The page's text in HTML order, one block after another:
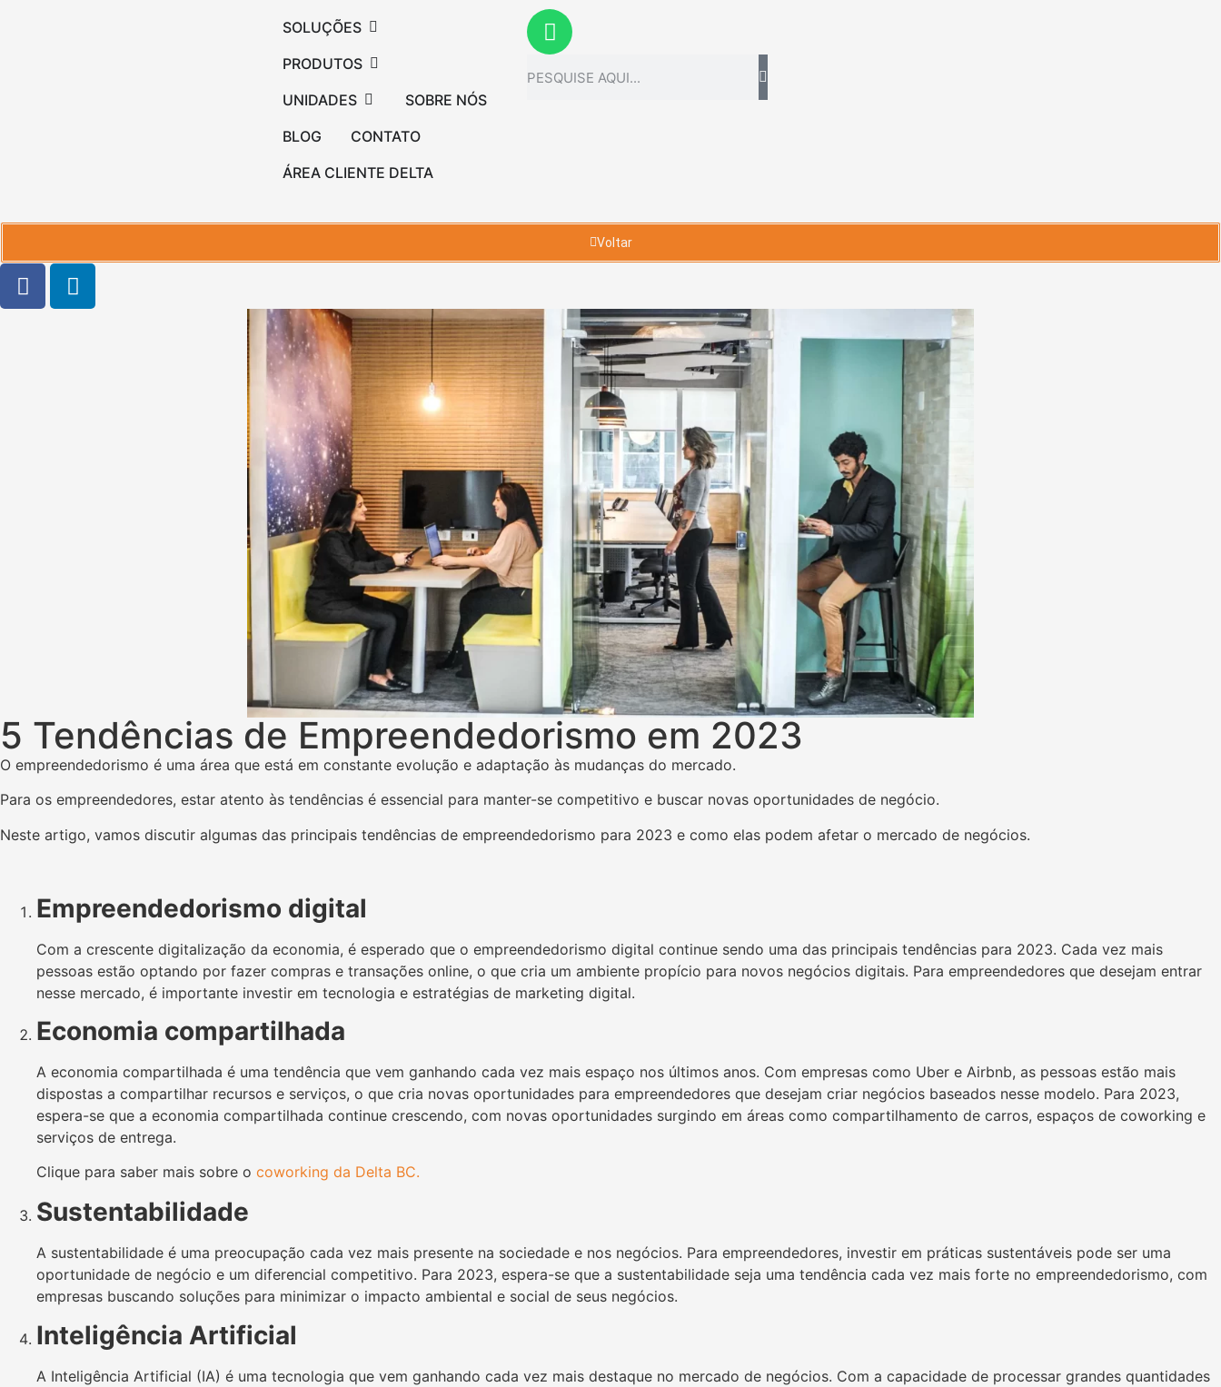
SOLUÇÕES
PRODUTOS
UNIDADES
SOBRE NÓS
BLOG
CONTATO
ÁREA CLIENTE DELTA
Voltar
5 Tendências de Empreendedorismo em 2023
O empreendedorismo é uma área que está em constante evolução e adaptação às mudanças do mercado.
Para os empreendedores, estar atento às tendências é essencial para manter-se competitivo e buscar novas oportunidades de negócio.
Neste artigo, vamos discutir algumas das principais tendências de empreendedorismo para 2023 e como elas podem afetar o mercado de negócios.
Empreendedorismo digital
Com a crescente digitalização da economia, é esperado que o empreendedorismo digital continue sendo uma das principais tendências para 2023. Cada vez mais
pessoas estão optando por fazer compras e transações online, o que cria um ambiente propício para novos negócios digitais. Para empreendedores que desejam entrar
nesse mercado, é importante investir em tecnologia e estratégias de marketing digital.
Economia compartilhada
A economia compartilhada é uma tendência que vem ganhando cada vez mais espaço nos últimos anos. Com empresas como Uber e Airbnb, as pessoas estão mais
dispostas a compartilhar recursos e serviços, o que cria novas oportunidades para empreendedores que desejam criar negócios baseados nesse modelo. Para 2023,
espera-se que a economia compartilhada continue crescendo, com novas oportunidades surgindo em áreas como compartilhamento de carros, espaços de coworking e
serviços de entrega.
Clique para saber mais sobre o coworking da Delta BC.
Sustentabilidade
A sustentabilidade é uma preocupação cada vez mais presente na sociedade e nos negócios. Para empreendedores, investir em práticas sustentáveis pode ser uma
oportunidade de negócio e um diferencial competitivo. Para 2023, espera-se que a sustentabilidade seja uma tendência cada vez mais forte no empreendedorismo, com
empresas buscando soluções para minimizar o impacto ambiental e social de seus negócios.
Inteligência Artificial
A Inteligência Artificial (IA) é uma tecnologia que vem ganhando cada vez mais destaque no mercado de negócios. Com a capacidade de processar grandes quantidades